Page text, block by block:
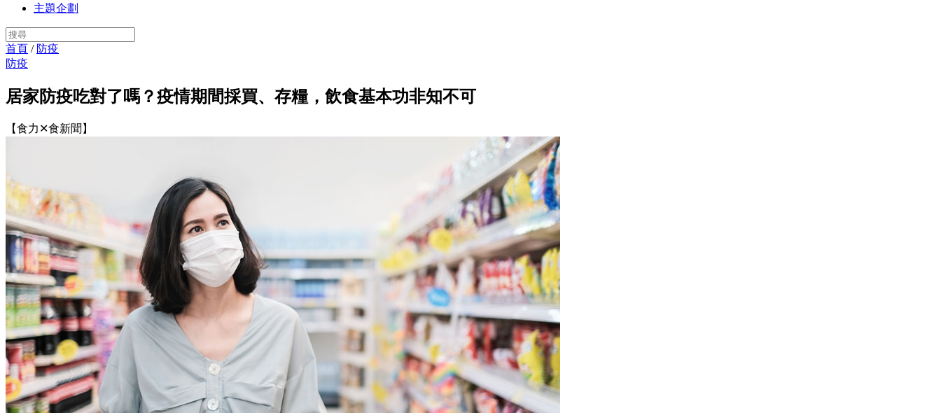
主題企劃
首頁 / 防疫
防疫
居家防疫吃對了嗎？疫情期間採買、存糧，飲食基本功非知不可
【食力✕食新聞】